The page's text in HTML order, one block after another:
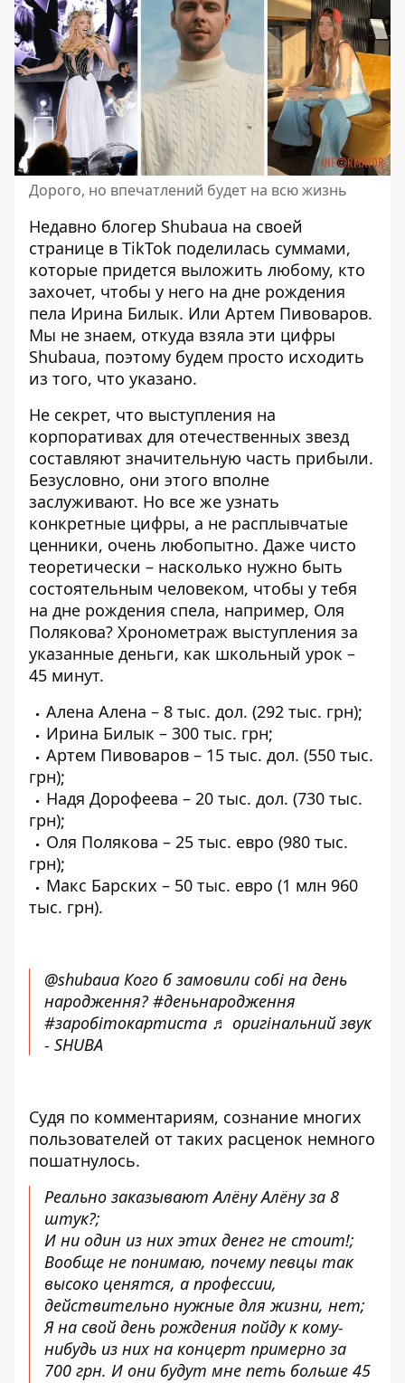
Дорого, но впечатлений будет на всю жизнь
Недавно блогер Shubaua на своей
странице в TikTok поделилась суммами,
которые придется выложить любому, кто
захочет, чтобы у него на дне рождения
пела Ирина Билык. Или Артем Пивоваров.
Мы не знаем, откуда взяла эти цифры
Shubaua, поэтому будем просто исходить
из того, что указано.
Не секрет, что выступления на
корпоративах для отечественных звезд
составляют значительную часть прибыли.
Безусловно, они этого вполне
заслуживают. Но все же узнать
конкретные цифры, а не расплывчатые
ценники, очень любопытно. Даже чисто
теоретически – насколько нужно быть
состоятельным человеком, чтобы у тебя
на дне рождения спела, например, Оля
Полякова? Хронометраж выступления за
указанные деньги, как школьный урок –
45 минут.
Алена Алена – 8 тыс. дол. (292 тыс. грн);
Ирина Билык – 300 тыс. грн;
Артем Пивоваров – 15 тыс. дол. (550 тыс.
грн);
Надя Дорофеева – 20 тыс. дол. (730 тыс.
грн);
Оля Полякова – 25 тыс. евро (980 тыс.
грн);
Макс Барских – 50 тыс. евро (1 млн 960
тыс. грн).
@shubaua Кого б замовили собі на день
народження?#деньнародження
#заробітокартиста ♬ оригінальний звук
- SHUBA
Судя по комментариям, сознание многих
пользователей от таких расценок немного
пошатнулось.
Реально заказывают Алёну Алёну за 8
штук?;
И ни один из них этих денег не стоит!;
Вообще не понимаю, почему певцы так
высоко ценятся, а профессии,
действительно нужные для жизни, нет;
Я на свой день рождения пойду к кому-
нибудь из них на концерт примерно за
700 грн. И они будут мне петь больше 45